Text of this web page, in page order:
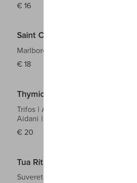
€ 16
Saint Clair Block 20
Marlborough
€ 18
Thymiopoulos Vineyards Blanc
Trifos
Assyrtiko, Malagouzia,
Aidani
€ 20
Tua Rita Keir Toscana Igt
Suvereto